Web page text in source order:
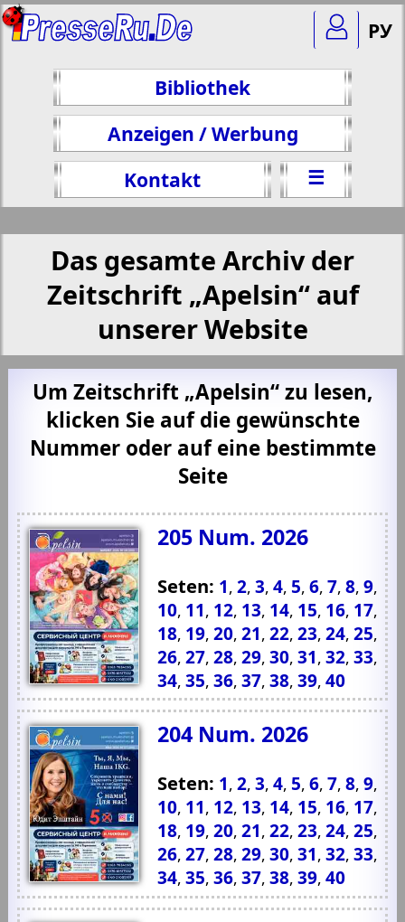
Bibliothek
Anzeigen / Werbung
Kontakt
☰
РУ
Das gesamte Archiv der
Zeitschrift „Apelsin“ auf
unserer Website
Um Zeitschrift „Apelsin“ zu lesen,
klicken Sie auf die gewünschte
Nummer oder auf eine bestimmte
Seite
205 Num. 2026
Seten: 1,2,3,4, 5,6,7,8,9,
10, 11, 12, 13, 14, 15, 16, 17,
18, 19,20,21,22,23,24,25,
26,27,28,29,30,31,32,33,
34,35,36,37,38,39,40
204 Num. 2026
Seten: 1,2,3,4, 5,6,7,8,9,
10, 11, 12, 13, 14, 15, 16, 17,
18, 19,20,21,22,23,24,25,
26,27,28,29,30,31,32,33,
34,35,36,37,38,39,40